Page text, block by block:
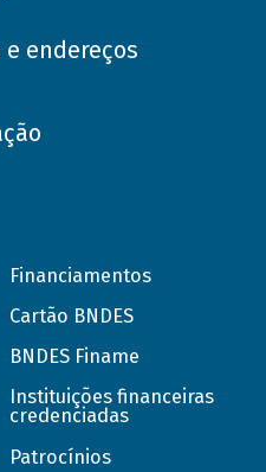
endereços
Financiamentos
Cartão BNDES
BNDES Finame
Instituições financeiras
credenciadas
Patrocínios